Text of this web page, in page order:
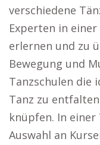
verschiedene
Experten in
erlernen und zu
Bewegung und
Tanzschulen die
Tanz zu
knüpfen. In
Auswahl an